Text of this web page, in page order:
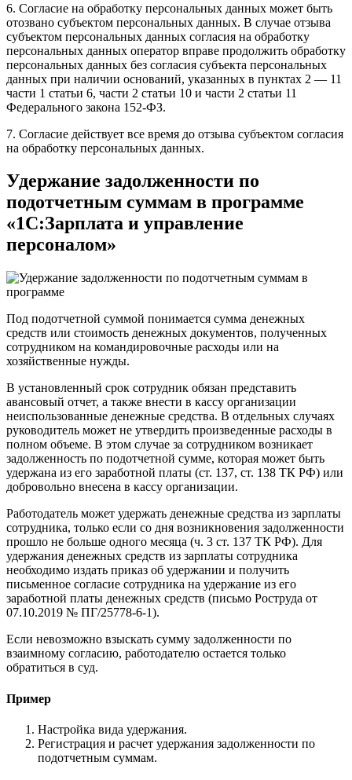
6. Согласие на обработку персональных данных может быть
отозвано субъектом персональных данных. В случае отзыва
субъектом персональных данных согласия на обработку
персональных данных оператор вправе продолжить обработку
персональных данных без согласия субъекта персональных
данных при наличии оснований, указанных в пунктах 2 — 11
части 1 статьи 6, части 2 статьи 10 и части 2 статьи 11
Федерального закона 152-ФЗ.
7. Согласие действует все время до отзыва субъектом согласия
на обработку персональных данных.
Удержание задолженности по
подотчетным суммам в программе
«1С:Зарплата и управление
персоналом»
Под подотчетной суммой понимается сумма денежных
средств или стоимость денежных документов, полученных
сотрудником на командировочные расходы или на
хозяйственные нужды.
В установленный срок сотрудник обязан представить
авансовый отчет, а также внести в кассу организации
неиспользованные денежные средства. В отдельных случаях
руководитель может не утвердить произведенные расходы в
полном объеме. В этом случае за сотрудником возникает
задолженность по подотчетной сумме, которая может быть
удержана из его заработной платы (ст. 137, ст. 138 ТК РФ) или
добровольно внесена в кассу организации.
Работодатель может удержать денежные средства из зарплаты
сотрудника, только если со дня возникновения задолженности
прошло не больше одного месяца (ч. 3 ст. 137 ТК РФ). Для
удержания денежных средств из зарплаты сотрудника
необходимо издать приказ об удержании и получить
письменное согласие сотрудника на удержание из его
заработной платы денежных средств (письмо Роструда от
07.10.2019 № ПГ/25778-6-1).
Если невозможно взыскать сумму задолженности по
взаимному согласию, работодателю остается только
обратиться в суд.
Пример
Настройка вида удержания.
Регистрация и расчет удержания задолженности по
подотчетным суммам.